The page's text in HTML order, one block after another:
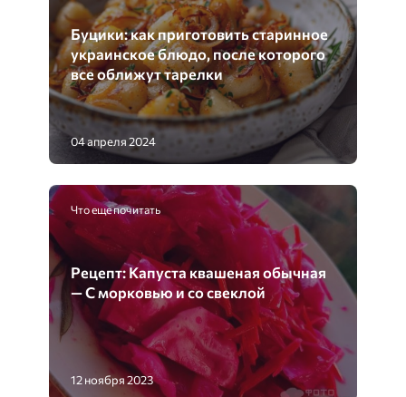
Буцики: как приготовить старинное
украинское блюдо, после которого
все оближут тарелки
04 апреля 2024
Что еще почитать
Рецепт: Капуста квашеная обычная
— С морковью и со свеклой
12 ноября 2023